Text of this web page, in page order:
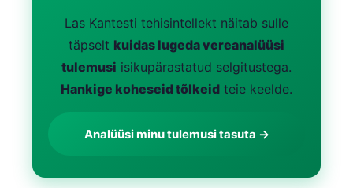
Las Kantesti tehisintellekt näitab sulle
täpselt kuidas lugeda vereanalüüsi
tulemusi isikupärastatud selgitustega.
Hankige koheseid tõlkeid teie keelde.
Analüüsi minu tulemusi tasuta →
Norsk bokmål